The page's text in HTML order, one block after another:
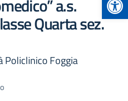
a.s.
Quarta sez.
Foggia